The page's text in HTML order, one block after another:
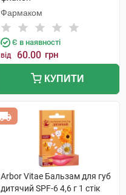
Фармаком
Є в наявності
від 60.00 грн
КУПИТИ
Arbor Vitae Бальзам для губ
дитячий SPF-6 4,6 г 1 стік